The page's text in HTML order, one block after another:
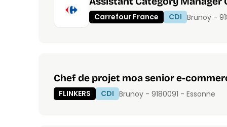
Carrefour France CDI Brunoy -
Chef de projet moa senior e-
FLINKERS CDI Brunoy - 9180091 - Essonne